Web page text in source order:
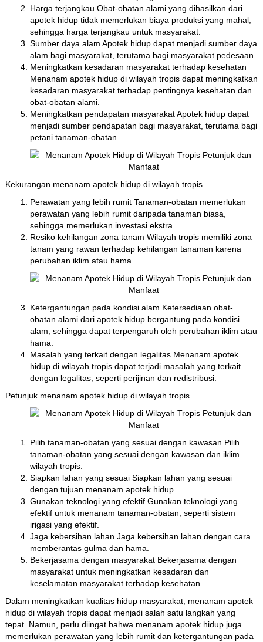
Harga terjangkau Obat-obatan alami yang dihasilkan dari
apotek hidup tidak memerlukan biaya produksi yang mahal,
sehingga harga terjangkau untuk masyarakat.
Sumber daya alam Apotek hidup dapat menjadi sumber daya
alam bagi masyarakat, terutama bagi masyarakat pedesaan.
Meningkatkan kesadaran masyarakat terhadap kesehatan
Menanam apotek hidup di wilayah tropis dapat meningkatkan
kesadaran masyarakat terhadap pentingnya kesehatan dan
obat-obatan alami.
Meningkatkan pendapatan masyarakat Apotek hidup dapat
menjadi sumber pendapatan bagi masyarakat, terutama bagi
petani tanaman-obatan.
Kekurangan menanam apotek hidup di wilayah tropis
Perawatan yang lebih rumit Tanaman-obatan memerlukan
perawatan yang lebih rumit daripada tanaman biasa,
sehingga memerlukan investasi ekstra.
Resiko kehilangan zona tanam Wilayah tropis memiliki zona
tanam yang rawan terhadap kehilangan tanaman karena
perubahan iklim atau hama.
Ketergantungan pada kondisi alam Ketersediaan obat-
obatan alami dari apotek hidup bergantung pada kondisi
alam, sehingga dapat terpengaruh oleh perubahan iklim atau
hama.
Masalah yang terkait dengan legalitas Menanam apotek
hidup di wilayah tropis dapat terjadi masalah yang terkait
dengan legalitas, seperti perijinan dan redistribusi.
Petunjuk menanam apotek hidup di wilayah tropis
Pilih tanaman-obatan yang sesuai dengan kawasan Pilih
tanaman-obatan yang sesuai dengan kawasan dan iklim
wilayah tropis.
Siapkan lahan yang sesuai Siapkan lahan yang sesuai
dengan tujuan menanam apotek hidup.
Gunakan teknologi yang efektif Gunakan teknologi yang
efektif untuk menanam tanaman-obatan, seperti sistem
irigasi yang efektif.
Jaga kebersihan lahan Jaga kebersihan lahan dengan cara
memberantas gulma dan hama.
Bekerjasama dengan masyarakat Bekerjasama dengan
masyarakat untuk meningkatkan kesadaran dan
keselamatan masyarakat terhadap kesehatan.
Dalam meningkatkan kualitas hidup masyarakat, menanam apotek
hidup di wilayah tropis dapat menjadi salah satu langkah yang
tepat. Namun, perlu diingat bahwa menanam apotek hidup juga
memerlukan perawatan yang lebih rumit dan ketergantungan pada